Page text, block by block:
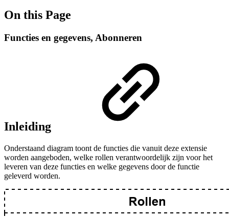
On this Page
Functies en gegevens, Abonneren
Inleiding
Onderstaand diagram toont de functies die vanuit deze extensie
worden aangeboden, welke rollen verantwoordelijk zijn voor het
leveren van deze functies en welke gegevens door de functie
geleverd worden.